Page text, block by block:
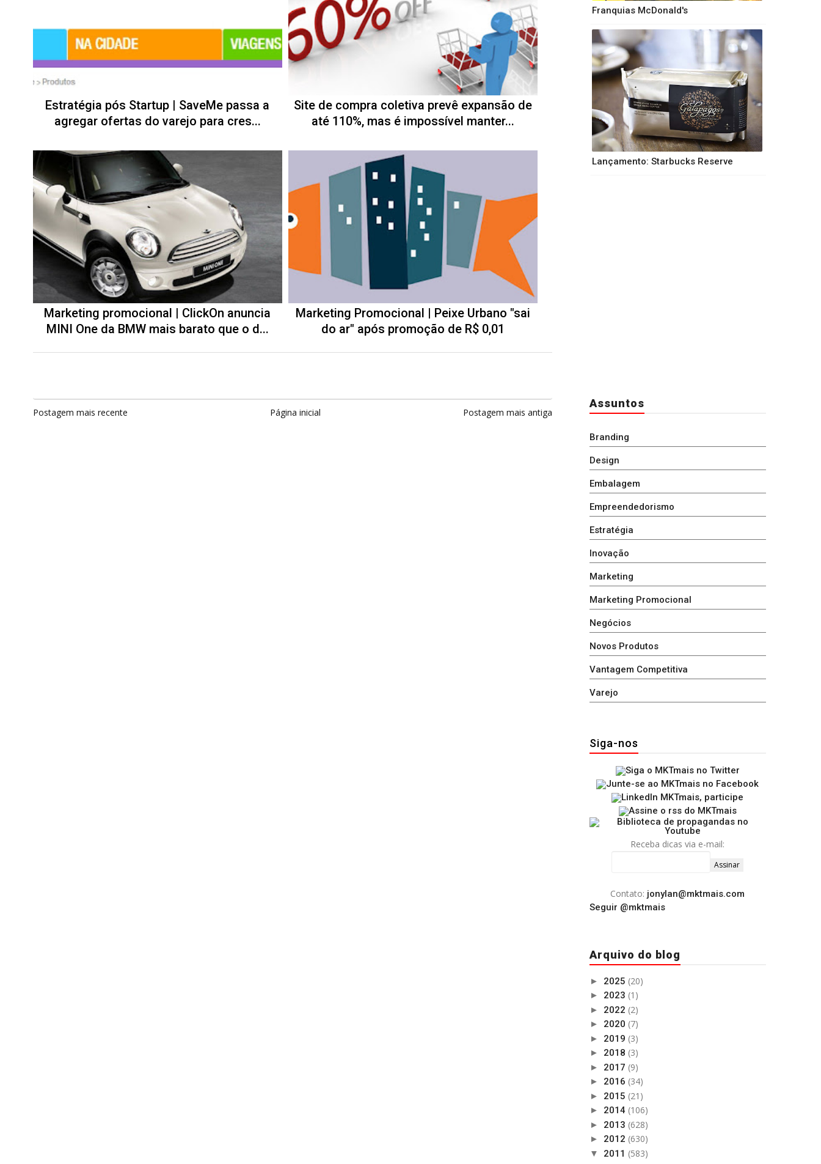
Estratégia pós Startup | SaveMe passa a
agregar ofertas do varejo para cres...
Site de compra coletiva prevê expansão de
até 110%, mas é impossível manter...
Marketing promocional | ClickOn anuncia
MINI One da BMW mais barato que o d...
Marketing Promocional | Peixe Urbano "sai
do ar" após promoção de R$ 0,01
Postagem mais recente Página inicial Postagem mais antiga
Franquias McDonald's
Lançamento: Starbucks Reserve
Assuntos
Branding
Design
Embalagem
Empreendedorismo
Estratégia
Inovação
Marketing
Marketing Promocional
Negócios
Novos Produtos
Vantagem Competitiva
Varejo
Siga-nos
Receba dicas via e-mail:
Contato: jonylan@mktmais.com
Seguir @mktmais
Arquivo do blog
► 2025 (20)
► 2023 (1)
► 2022 (2)
► 2020 (7)
► 2019 (3)
► 2018 (3)
► 2017 (9)
► 2016 (34)
► 2015 (21)
► 2014 (106)
► 2013 (628)
► 2012 (630)
▼ 2011 (583)